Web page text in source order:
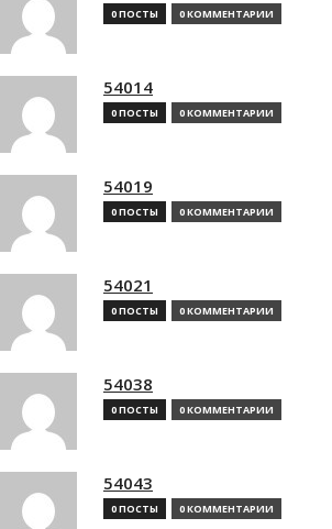
0 ПОСТЫ 0 КОММЕНТАРИИ
54014
0 ПОСТЫ 0 КОММЕНТАРИИ
54019
0 ПОСТЫ 0 КОММЕНТАРИИ
54021
0 ПОСТЫ 0 КОММЕНТАРИИ
54038
0 ПОСТЫ 0 КОММЕНТАРИИ
54043
0 ПОСТЫ 0 КОММЕНТАРИИ